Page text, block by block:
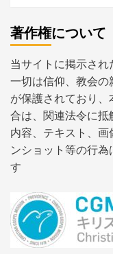
著作権について
当サイトに掲示さ
一切は信仰、教会
が保護されており
合は、関連法令に
内容、テキスト、
ンショット等の行
す